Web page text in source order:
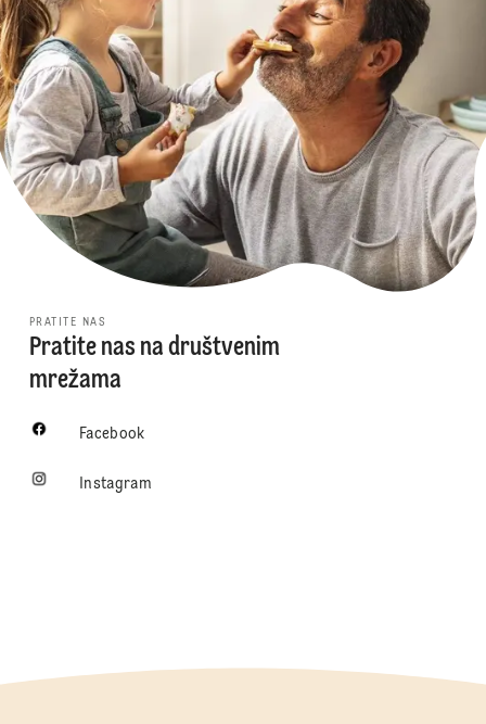
PRATITE NAS
Pratite nas na društvenim
mrežama
Facebook
Instagram